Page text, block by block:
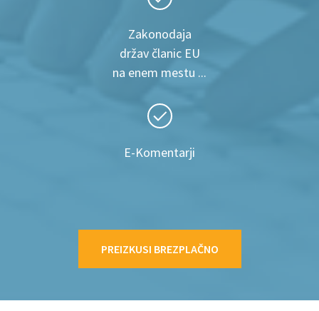
Zakonodaja
držav članic EU
na enem mestu ...
E-Komentarji
PREIZKUSI BREZPLAČNO